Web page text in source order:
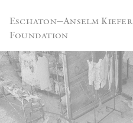
Eschaton—Anselm Kiefer
Foundation